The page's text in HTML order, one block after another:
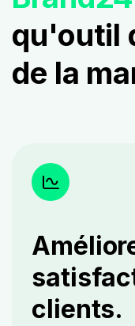
qu'outil
de la
clients.